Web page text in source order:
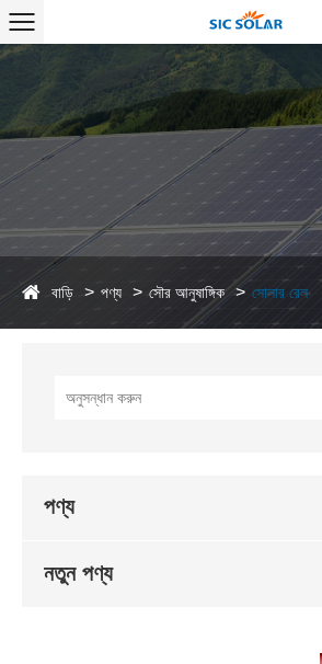
বাড়ি পণ্য সৌর আনুষাঙ্গিক সোলার রেল
পণ্য
নতুন পণ্য